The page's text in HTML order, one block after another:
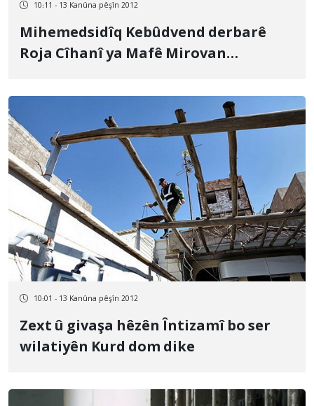
10:11 - 13 Kanûna pêşîn 2012
Mihemedsidîq Kebûdvend derbarê
Roja Cîhanî ya Mafê Mirovan
10:01 - 13 Kanûna pêşîn 2012
Zext û givaşa hêzên Întizamî bo ser
wilatiyên Kurd dom dike